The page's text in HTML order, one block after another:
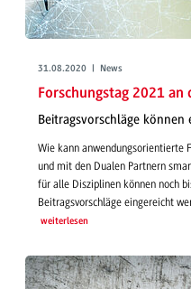
31.08.2020 | News
Forschungstag 2021 an
Beitragsvorschläge können
Wie kann anwendungsorientierte
und mit den Dualen Partnern
für alle Disziplinen können noch
Beitragsvorschläge eingereicht
weiterlesen